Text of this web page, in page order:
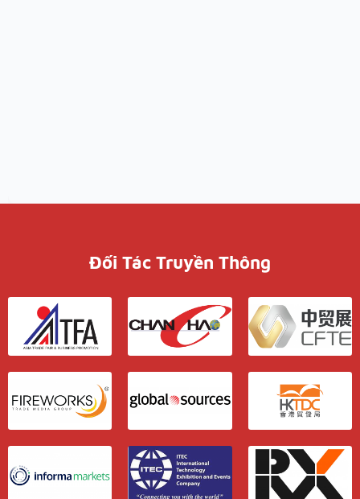
Đối Tác Truyền Thông